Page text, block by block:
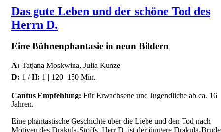
Das gute Leben und der schöne Tod des
Herrn D.
Eine Bühnenphantasie in neun Bildern
A: Tatjana Moskwina, Julia Kunze
D: 1 /H: 1 | 120–150 Min.
Cantus Empfehlung: Für Erwachsene und Jugendliche ab ca. 16
Jahren.
Eine phantastische Geschichte über die Liebe und den Tod nach
Motiven des Drakula-Stoffs. Herr D. ist der jüngere Drakula-